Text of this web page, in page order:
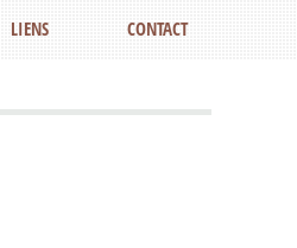
LIENS CONTACT